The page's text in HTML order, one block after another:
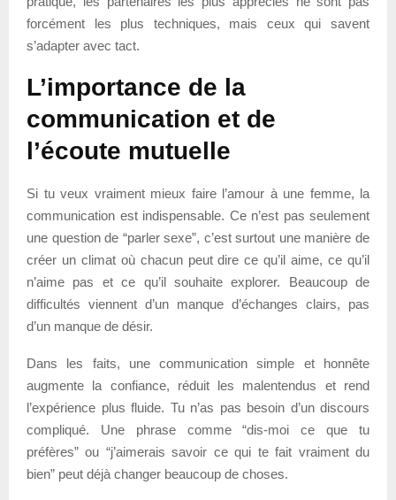
forcément les plus techniques, mais ceux qui savent
s’adapter avec tact.
L’importance de la
communication et de
l’écoute mutuelle
Si tu veux vraiment mieux faire l’amour à une femme, la
communication est indispensable. Ce n’est pas seulement
une question de “parler sexe”, c’est surtout une manière de
créer un climat où chacun peut dire ce qu’il aime, ce qu’il
n’aime pas et ce qu’il souhaite explorer. Beaucoup de
difficultés viennent d’un manque d’échanges clairs, pas
d’un manque de désir.
Dans les faits, une communication simple et honnête
augmente la confiance, réduit les malentendus et rend
l’expérience plus fluide. Tu n’as pas besoin d’un discours
compliqué. Une phrase comme “dis-moi ce que tu
préfères” ou “j’aimerais savoir ce qui te fait vraiment du
bien” peut déjà changer beaucoup de choses.